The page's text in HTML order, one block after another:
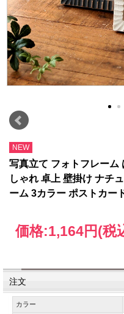
NEW
写真立て フォトフレーム
しゃれ 卓上 壁掛け ナチ
ーム 3カラー ポストカー
価格:1,164円(税
注文
カラー